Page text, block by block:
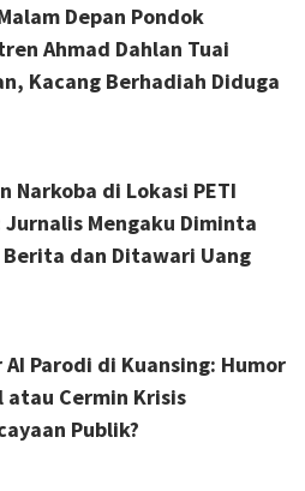
Depan Pondok
Ahmad Dahlan Tuai
Kacang Berhadiah Diduga
Narkoba di Lokasi PETI
Jurnalis Mengaku Diminta
Berita dan Ditawari Uang
AI Parodi di Kuansing: Humor
atau Cermin Krisis
Publik?